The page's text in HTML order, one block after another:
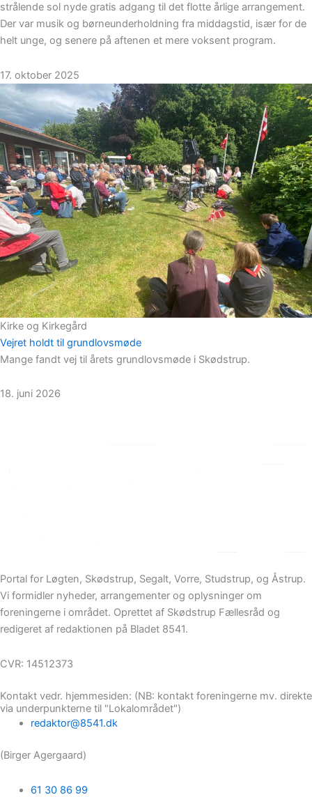
strålende sol nyde gratis adgang til det flotte årlige arrangement.
Der var musik og børneunderholdning fra middagstid, især for de
helt unge, og senere på aftenen et mere voksent program.
17. oktober 2025
Kirke og Kirkegård
Vejret holdt til grundlovsmøde
Mange fandt vej til årets grundlovsmøde i Skødstrup.
18. juni 2026
Portal for Løgten, Skødstrup, Segalt, Vorre, Studstrup, og Åstrup.
Vi formidler nyheder, arrangementer og oplysninger om
foreningerne i området. Oprettet af Skødstrup Fællesråd og
redigeret af redaktionen på Bladet 8541.
CVR: 14512373
Kontakt vedr. hjemmesiden: (NB: kontakt foreningerne mv. direkte
via underpunkterne til "Lokalområdet")
redaktor@8541.dk
(Birger Agergaard)
61 30 86 99